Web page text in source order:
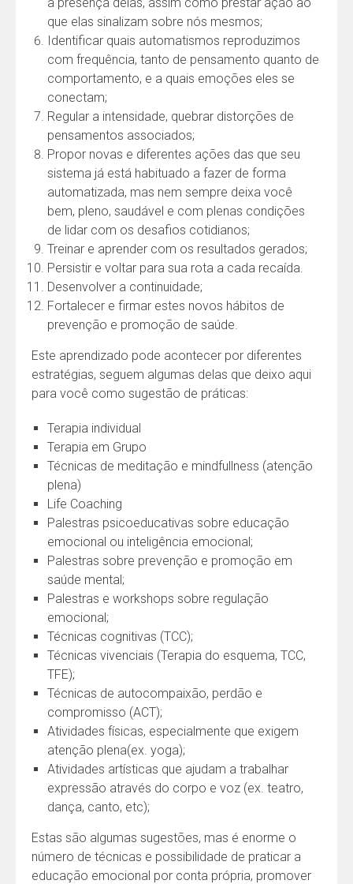
que elas sinalizam sobre nós mesmos;
Identificar quais automatismos reproduzimos
com frequência, tanto de pensamento quanto de
comportamento, e a quais emoções eles se
conectam;
Regular a intensidade, quebrar distorções de
pensamentos associados;
Propor novas e diferentes ações das que seu
sistema já está habituado a fazer de forma
automatizada, mas nem sempre deixa você
bem, pleno, saudável e com plenas condições
de lidar com os desafios cotidianos;
Treinar e aprender com os resultados gerados;
Persistir e voltar para sua rota a cada recaída.
Desenvolver a continuidade;
Fortalecer e firmar estes novos hábitos de
prevenção e promoção de saúde.
Este aprendizado pode acontecer por diferentes
estratégias, seguem algumas delas que deixo aqui
para você como sugestão de práticas:
Terapia individual
Terapia em Grupo
Técnicas de meditação e mindfullness (atenção
plena)
Life Coaching
Palestras psicoeducativas sobre educação
emocional ou inteligência emocional;
Palestras sobre prevenção e promoção em
saúde mental;
Palestras e workshops sobre regulação
emocional;
Técnicas cognitivas (TCC);
Técnicas vivenciais (Terapia do esquema, TCC,
TFE);
Técnicas de autocompaixão, perdão e
compromisso (ACT);
Atividades físicas, especialmente que exigem
atenção plena(ex. yoga);
Atividades artísticas que ajudam a trabalhar
expressão através do corpo e voz (ex. teatro,
dança, canto, etc);
Estas são algumas sugestões, mas é enorme o
número de técnicas e possibilidade de praticar a
educação emocional por conta própria, promover